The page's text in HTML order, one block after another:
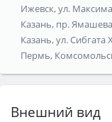
Ижевск, ул.
Казань, пр.
Казань, ул. Сибгата
Пермь,
Внешний вид